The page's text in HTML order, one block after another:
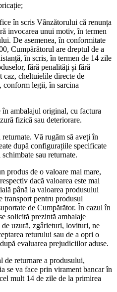
în scris Vânzătorului că renunța
invocarea unui motiv, în termen
De asemenea, în conformitate
Cumpărătorul are dreptul de a
în scris, în termen de 14 zile
fără penalități și fără
caz, cheltuielile directe de
conform legii, în sarcina
în ambalajul original, cu factura
fizică sau deteriorare.
Vă rugăm să aveți în
după configurațiile specificate
sau returnate.
produs de o valoare mai mare,
dacă valoarea este mai
până la valoarea produsului
transport pentru produsul
de Cumpărător. În cazul în
solicită prezintă ambalaje
uzură, zgârieturi, lovituri, ne
returului sau de a opri o
evaluarea prejudiciilor aduse.
de returnare a produsului,
se va face prin virament bancar în
mult 14 de zile de la primirea